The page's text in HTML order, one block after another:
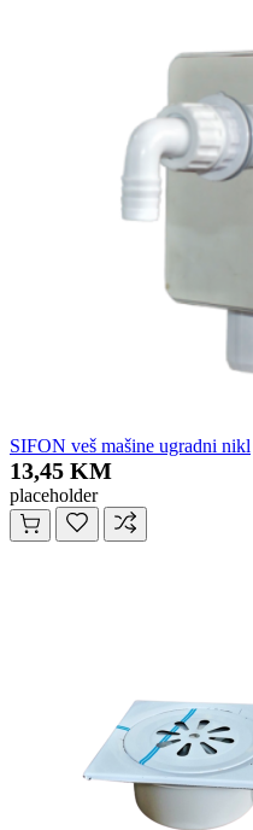
SIFON veš mašine ugradni nikl
13,45 KM
placeholder